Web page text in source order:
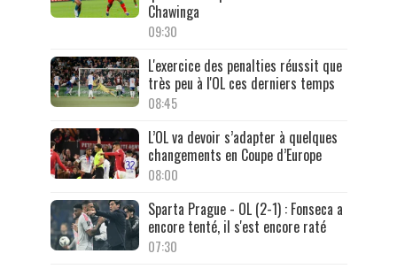
Chawinga
09:30
L'exercice des penalties réussit que
très peu à l'OL ces derniers temps
08:45
L’OL va devoir s’adapter à quelques
changements en Coupe d’Europe
08:00
Sparta Prague - OL (2-1) : Fonseca a
encore tenté, il s'est encore raté
07:30